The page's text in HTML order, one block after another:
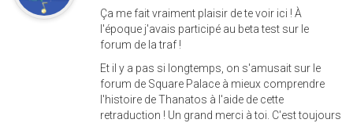
Ça me fait vraiment plaisir de te voir ici ! À
l'époque j'avais participé au beta test sur le
forum de la traf !
Et il y a pas si longtemps, on s'amusait sur le
forum de Square Palace à mieux comprendre
l'histoire de Thanatos à l'aide de cette
retraduction ! Un grand merci à toi. C'est toujours